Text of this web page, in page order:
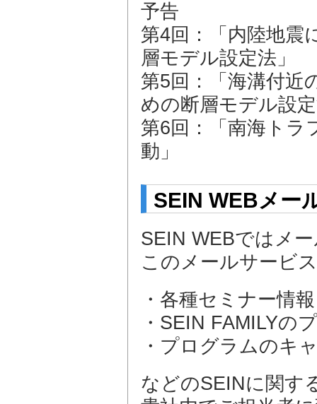
予告
第4回：「内陸地震
層モデル設定法」
第5回：「海溝付近
めの断層モデル設
第6回：「南海トラ
動」
SEIN WEBメー
SEIN WEBではメ
このメールサービ
・各種セミナー情報
・SEIN FAMILYの
・プログラムのキ
などのSEINに関す